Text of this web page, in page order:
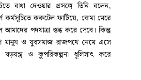
বাধা দেওয়ার প্রসঙ্গে তিনি বলেন,
কর্মসূচিতে ককটেল ফাটিয়ে, বোমা মেরে
আমাদের পদযাত্রা স্তব্ধ করে দেবে। কিন্তু
মানুষ ও যুবসমাজ রাজপথে নেমে এসে
ও কুপরিকল্পনা ধূলিসাৎ করে